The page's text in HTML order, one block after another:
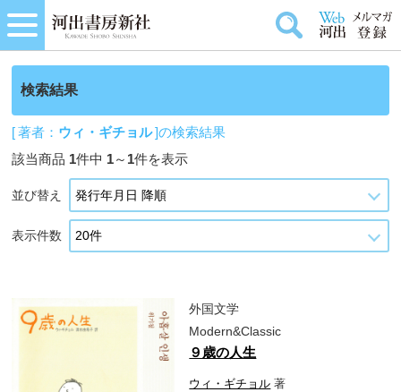
検索結果
[ 著者： ウィ・ギチョル]の検索結果
該当商品 1件中 1～ 1件を表示
並び替え
表示件数
外国文学
Modern&Classic
９歳の人生
ウィ・ギチョル 著